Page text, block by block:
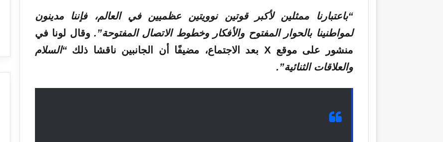
“باعتبارنا ممثلين لأكبر قوتين نوويتين عظميين في العالم، فإننا مدينون
لمواطنينا بالحوار المفتوح والأفكار وخطوط الاتصال المفتوحة”.وقال لونا في
منشور على موقع X بعد الاجتماع، مضيفًا أن الجانبين ناقشا ذلك
“السلام
والعلاقات الثنائية”.